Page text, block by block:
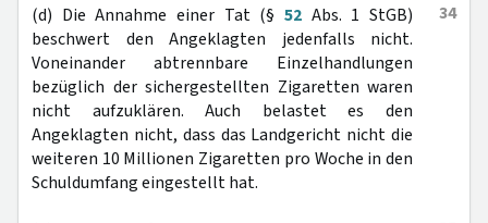
34
(d) Die Annahme einer Tat (§ 52 Abs. 1 StGB)
beschwert den Angeklagten jedenfalls nicht.
Voneinander abtrennbare Einzelhandlungen
bezüglich der sichergestellten Zigaretten waren
nicht aufzuklären. Auch belastet es den
Angeklagten nicht, dass das Landgericht nicht die
weiteren 10 Millionen Zigaretten pro Woche in den
Schuldumfang eingestellt hat.